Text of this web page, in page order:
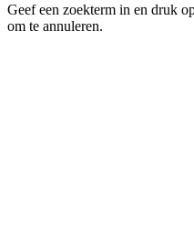
Geef een zoekterm in en druk
om te annuleren.